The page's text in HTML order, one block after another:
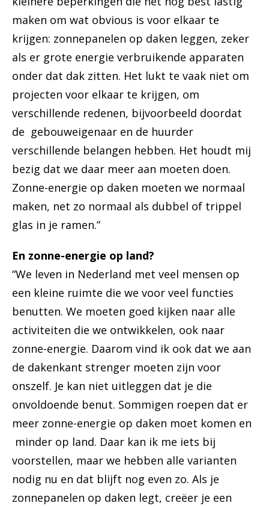
maken om wat obvious is voor elkaar te
krijgen: zonnepanelen op daken leggen, zeker
als er grote energie verbruikende apparaten
onder dat dak zitten. Het lukt te vaak niet om
projecten voor elkaar te krijgen, om
verschillende redenen, bijvoorbeeld doordat
de gebouweigenaar en de huurder
verschillende belangen hebben. Het houdt mij
bezig dat we daar meer aan moeten doen.
Zonne-energie op daken moeten we normaal
maken, net zo normaal als dubbel of trippel
glas in je ramen.”
En zonne-energie op land?
“We leven in Nederland met veel mensen op
een kleine ruimte die we voor veel functies
benutten. We moeten goed kijken naar alle
activiteiten die we ontwikkelen, ook naar
zonne-energie. Daarom vind ik ook dat we aan
de dakenkant strenger moeten zijn voor
onszelf. Je kan niet uitleggen dat je die
onvoldoende benut. Sommigen roepen dat er
meer zonne-energie op daken moet komen en
minder op land. Daar kan ik me iets bij
voorstellen, maar we hebben alle varianten
nodig nu en dat blijft nog even zo. Als je
zonnepanelen op daken legt, creëer je een